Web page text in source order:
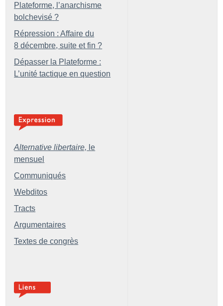
Plateforme, l’anarchisme
bolchevisé ?
Répression : Affaire du
8 décembre, suite et fin ?
Dépasser la Plateforme :
L’unité tactique en question
Alternative libertaire, le
mensuel
Communiqués
Webditos
Tracts
Argumentaires
Textes de congrès